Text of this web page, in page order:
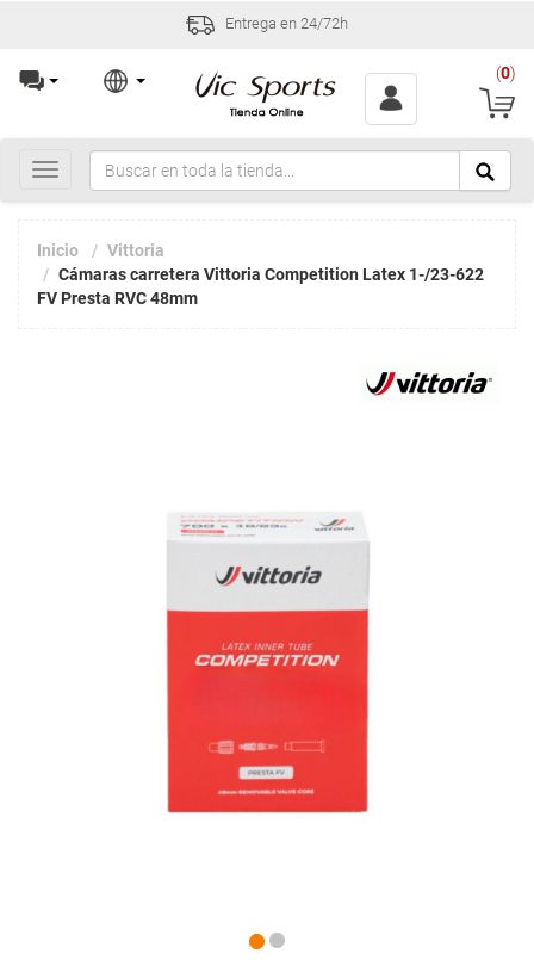
Entrega en 24/72h
(0)
Toggle
navigation
Inicio
Vittoria
Cámaras carretera Vittoria Competition Latex 1-/23-622
FV Presta RVC 48mm